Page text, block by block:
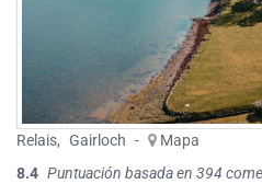
Relais, Gairloch -
Mapa
8.4 Puntuación basada en 394